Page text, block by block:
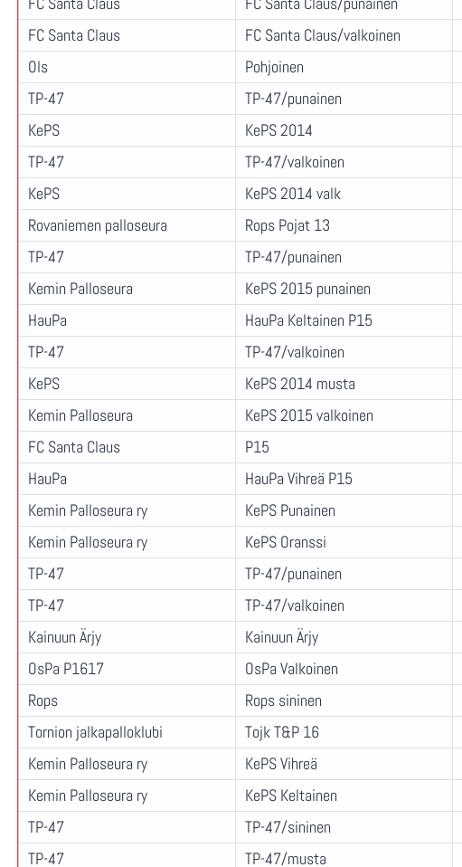
FC Santa Claus
FC Santa Claus/valkoinen
Ols
Pohjoinen
TP-47
TP-47/punainen
KePS
KePS 2014
TP-47
TP-47/valkoinen
KePS
KePS 2014 valk
Rovaniemen palloseura
Rops Pojat 13
TP-47
TP-47/punainen
Kemin Palloseura
KePS 2015 punainen
HauPa
HauPa Keltainen P15
TP-47
TP-47/valkoinen
KePS
KePS 2014 musta
Kemin Palloseura
KePS 2015 valkoinen
FC Santa Claus
P15
HauPa
HauPa Vihreä P15
Kemin Palloseura ry
KePS Punainen
Kemin Palloseura ry
KePS Oranssi
TP-47
TP-47/punainen
TP-47
TP-47/valkoinen
Kainuun Ärjy
Kainuun Ärjy
OsPa P1617
OsPa Valkoinen
Rops
Rops sininen
Tornion jalkapalloklubi
Tojk T&P 16
Kemin Palloseura ry
KePS Vihreä
Kemin Palloseura ry
KePS Keltainen
TP-47
TP-47/sininen
TP-47
TP-47/musta